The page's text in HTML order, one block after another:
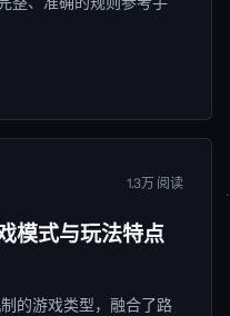
1.3万 阅读
模式与玩法特点
的游戏类型，融合了路